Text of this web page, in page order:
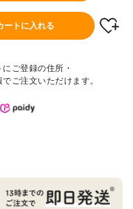
ートに入れる
ご登録の住所・
ご注文いただけます。